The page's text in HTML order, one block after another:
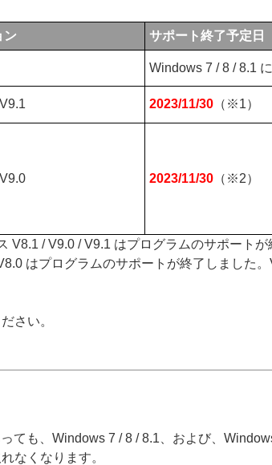
ン サポート終了予定日
Windows 7 / 8 / 8.1
2023/11/30 （※1）
2023/11/30 （※2）
/ V9.0 / V9.1 はプログラムのサポートが
はプログラムのサポートが終了しました
さい。
ても、Windows 7 / 8 / 8.1、および、
なくなります。